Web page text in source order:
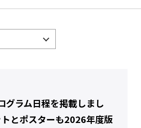
グラム日程を掲載しまし
とポスターも2026年度版